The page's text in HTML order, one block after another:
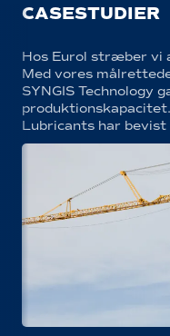
CASESTUDIER
Hos Eurol stræber vi
Med vores
SYNGIS Technology
Lubricants har